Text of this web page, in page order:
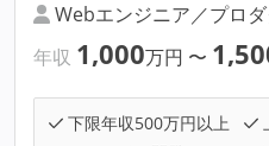
Webエンジニア／プロ
年収 1,000万円 〜
下限年収500万円以上